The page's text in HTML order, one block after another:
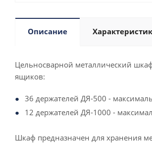
Описание
Цельносварной металлический
ящиков:
36 держателей ДЯ-500 -
12 держателей ДЯ-1000 -
Шкаф предназначен для хранения